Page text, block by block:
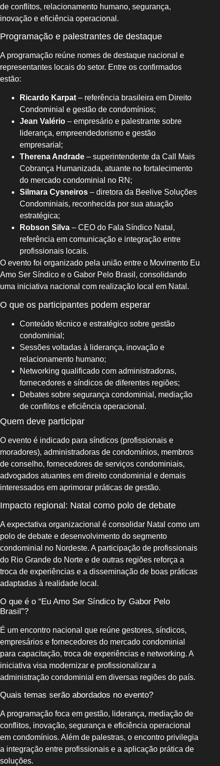
de conflitos, relacionamento humano, segurança,
inovação e eficiência operacional.
Programação e palestrantes de destaque
A programação reúne nomes de destaque nacional e
representantes locais do setor. Entre os confirmados
estão:
Ricardo Karpat – referência brasileira em Direito
Condominial e gestão de condomínios;
Jean Valério – empresário e palestrante sobre
liderança, empreendedorismo e gestão
empresarial;
Therena Andrade – superintendente da Call Mais
Cobrança Humanizada, atuante no fortalecimento
do mercado condominial no RN;
Silmara Cysneiros – diretora da Beelive Soluções
Condominiais, reconhecida por sua atuação
estratégica;
Robson Silva – CEO do Fala Síndico Natal,
referência em comunicação e integração entre
profissionais locais.
O evento foi organizado pela união entre o Movimento Eu
Amo Ser Síndico e o Gabor Pelo Brasil, consolidando
uma iniciativa nacional com realização local em Natal.
O que os participantes podem esperar
Conteúdo técnico e estratégico sobre gestão
condominial;
Sessões voltadas à liderança, inovação e
relacionamento humano;
Networking qualificado com administradoras,
fornecedores e síndicos de diferentes regiões;
Debates sobre segurança condominial, mediação
de conflitos e eficiência operacional.
Quem deve participar
O evento é indicado para síndicos (profissionais e
moradores), administradoras de condomínios, membros
de conselho, fornecedores de serviços condominiais,
advogados atuantes em direito condominial e demais
interessados em aprimorar práticas de gestão.
Impacto regional: Natal como polo de debate
A expectativa organizacional é consolidar Natal como um
polo de debate e desenvolvimento do segmento
condominial no Nordeste. A participação de profissionais
do Rio Grande do Norte e de outras regiões reforça a
troca de experiências e a disseminação de boas práticas
adaptadas à realidade local.
O que é o “Eu Amo Ser Síndico by Gabor Pelo
Brasil”?
É um encontro nacional que reúne gestores, síndicos,
empresários e fornecedores do mercado condominial
para capacitação, troca de experiências e networking. A
iniciativa visa modernizar e profissionalizar a
administração condominial em diversas regiões do país.
Quais temas serão abordados no evento?
A programação foca em gestão, liderança, mediação de
conflitos, inovação, segurança e eficiência operacional
em condomínios. Além de palestras, o encontro privilegia
a integração entre profissionais e a aplicação prática de
soluções.